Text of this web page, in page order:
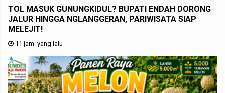
TOL MASUK GUNUNGKIDUL? BUPATI ENDAH DORONG
JALUR HINGGA NGLANGGERAN, PARIWISATA SIAP
MELEJIT!
11 jam yang lalu